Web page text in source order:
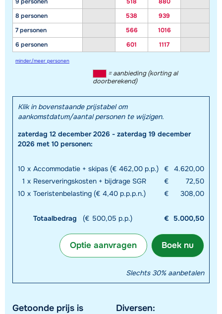
8 personen
7 personen
6 personen
538
939
566
1016
601
1117
minder/meer personen
= aanbieding (korting al
doorberekend)
Klik in bovenstaande prijstabel om
aankomstdatum/aantal personen te wijzigen.
zaterdag 12 december 2026 - zaterdag 19 december
2026 met 10 personen:
10 x Accommodatie + skipas (€ 462,00 p.p.) €
4.620,00
1 x Reserveringskosten + bijdrage SGR €
72,50
10 x Toeristenbelasting (€ 4,40 p.p.p.n.) € 308,00
Totaalbedrag (€ 500,05 p.p.) € 5.000,50
Boek nu
Optie aanvragen
Slechts 30% aanbetalen
Getoonde prijs is
Diversen: